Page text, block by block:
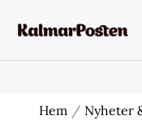
Hem Nyheter